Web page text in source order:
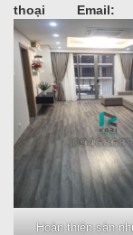
thoại
Email:
Hoàn thiện sàn